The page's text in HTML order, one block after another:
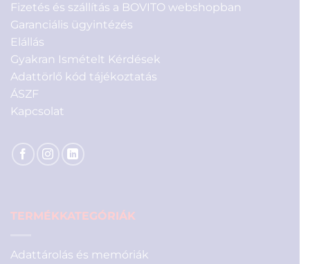
Fizetés és szállítás a BOVITO webshopban
Garanciális ügyintézés
Elállás
Gyakran Ismételt Kérdések
Adattörlő kód tájékoztatás
ÁSZF
Kapcsolat
TERMÉKKATEGÓRIÁK
Adattárolás és memóriák